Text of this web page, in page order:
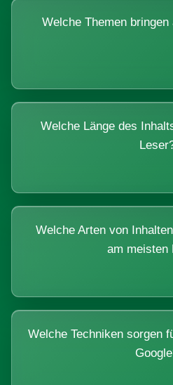
Welche Themen
Welche Länge des
Welche Arten von
am meisten
Welche Techniken sorgen